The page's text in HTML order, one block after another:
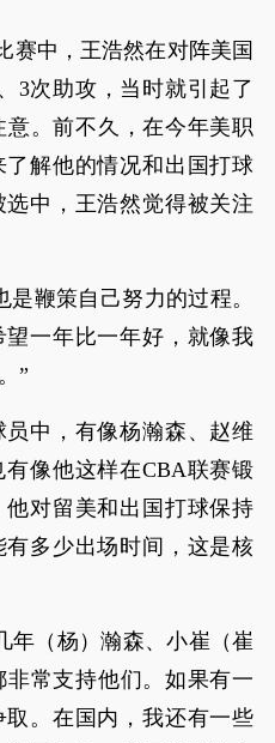
赛中，王浩然在对阵美国
3次助攻，当时就引起了
。前不久，在今年美职
解他的情况和出国打球
中，王浩然觉得被关注
鞭策自己努力的过程。
一年比一年好，就像我
”
中，有像杨瀚森、赵维
像他这样在CBA联赛锻
对留美和出国打球保持
多少出场时间，这是核
年（杨）瀚森、小崔（崔
常支持他们。如果有一
。在国内，我还有一些